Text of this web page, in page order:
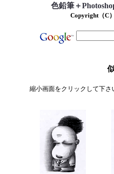
色鉛筆＋
Copyright（C
縮小画面をクリックして下